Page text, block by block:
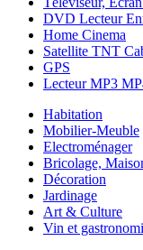
DVD Lecteur
Home Cinema
Satellite TNT
GPS
Lecteur MP3
Habitation
Mobilier-Meuble
Electroménager
Bricolage,
Décoration
Jardinage
Art & Culture
Vin et